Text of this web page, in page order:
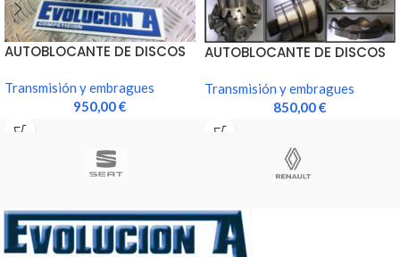
AUTOBLOCANTE DE DISCOS
Transmisión y embragues
950,00€
AUTOBLOCANTE DE DISCOS
Transmisión y embragues
850,00€